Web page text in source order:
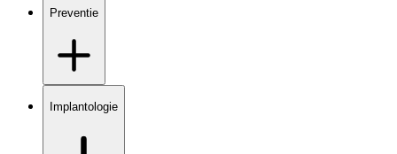
Preventie
Implantologie